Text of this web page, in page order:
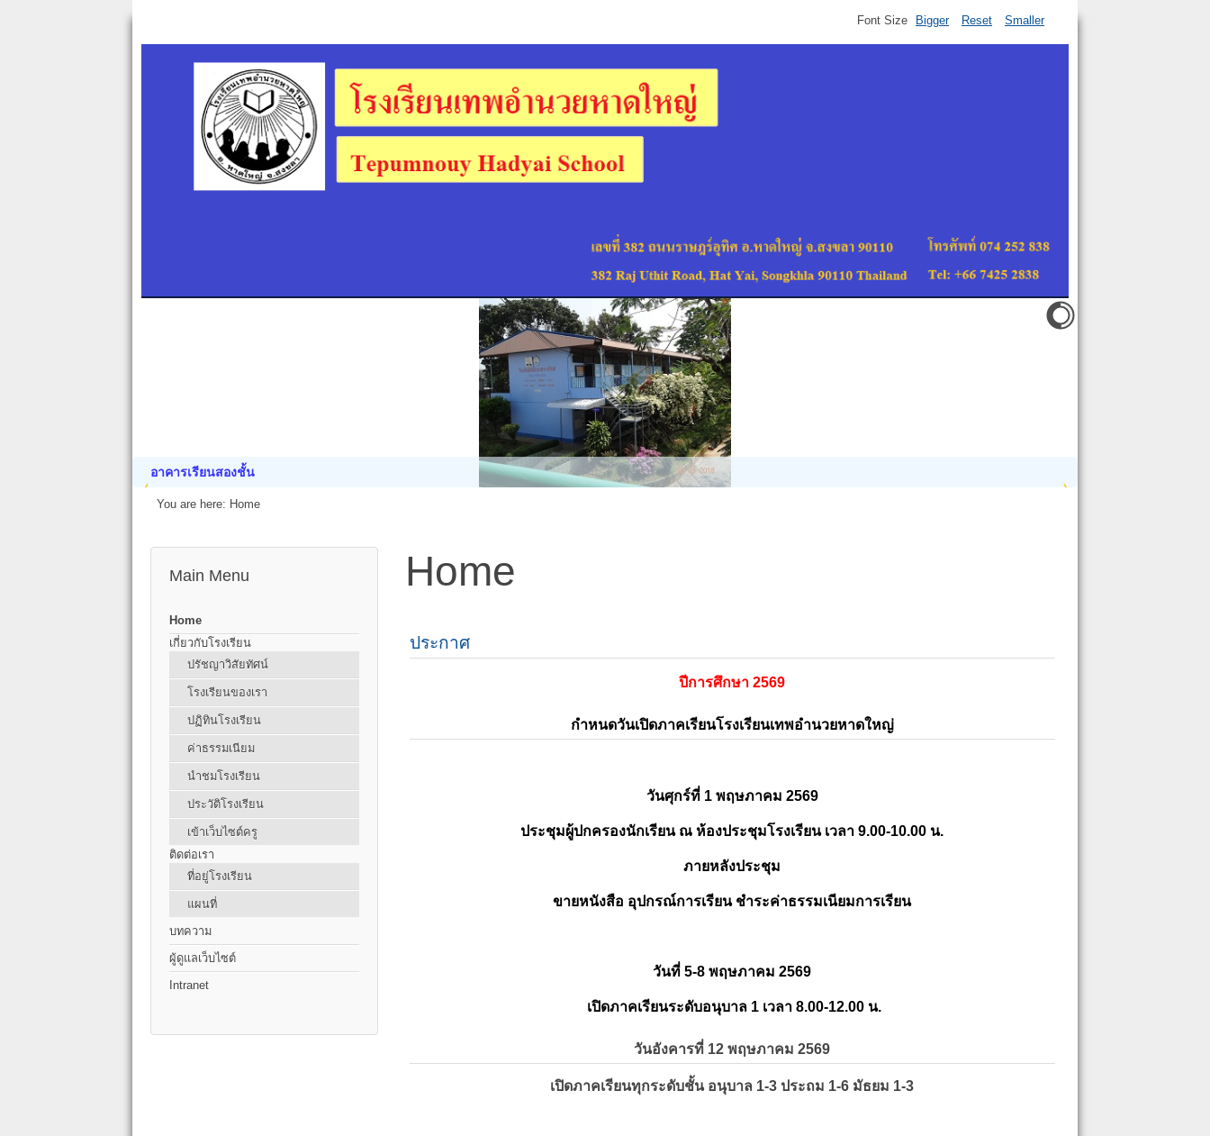
อาคารเรียนสองชั้น
Font Size Bigger Reset Smaller
You are here: Home
Main Menu
Home
เกี่ยวกับโรงเรียน
ปรัชญาวิสัยทัศน์
โรงเรียนของเรา
ปฏิทินโรงเรียน
ค่าธรรมเนียม
นำชมโรงเรียน
ประวัติโรงเรียน
เข้าเว็บไซต์ครู
ติดต่อเรา
ที่อยู่โรงเรียน
แผนที่
บทความ
ผู้ดูแลเว็บไซต์
Intranet
Home
ประกาศ
ปีการศึกษา 2569
กำหนดวันเปิดภาคเรียนโรงเรียนเทพอำนวยหาดใหญ่
วันศุกร์ที่ 1 พฤษภาคม 2569
ประชุมผู้ปกครองนักเรียน ณ ห้องประชุมโรงเรียน เวลา 9.00-10.00 น.
ภายหลังประชุม
ขายหนังสือ อุปกรณ์การเรียน ชำระค่าธรรมเนียมการเรียน
วันที่ 5-8 พฤษภาคม 2569
เปิดภาคเรียนระดับอนุบาล 1 เวลา 8.00-12.00 น.
วันอังคารที่ 12 พฤษภาคม 2569
เปิดภาคเรียนทุกระดับชั้น อนุบาล 1-3 ประถม 1-6 มัธยม 1-3